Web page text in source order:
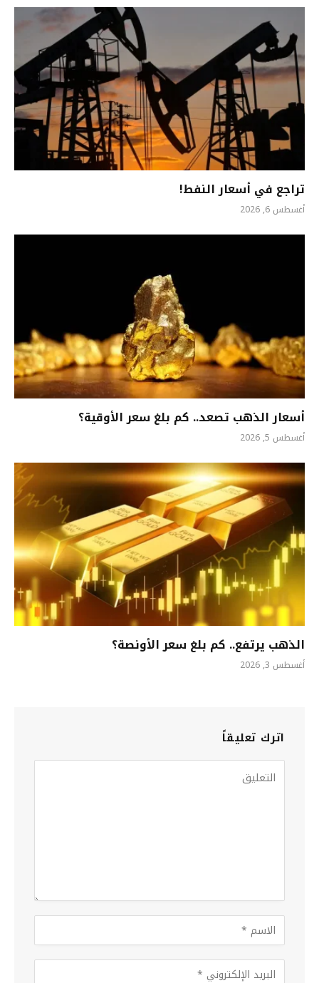
تراجع في أسعار النفط!
أغسطس 6, 2026
أسعار الذهب تصعد.. كم بلغ سعر الأوقية؟
أغسطس 5, 2026
الذهب يرتفع.. كم بلغ سعر الأونصة؟
أغسطس 3, 2026
اترك تعليقاً